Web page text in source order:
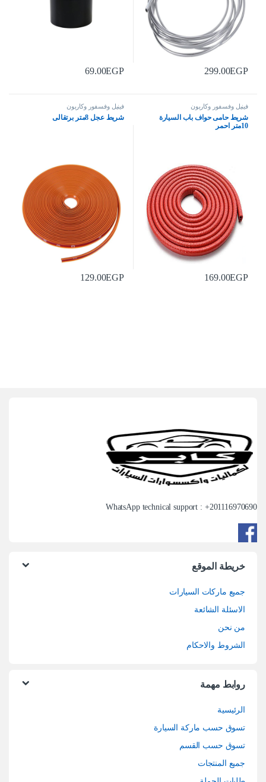
299.00EGP
69.00EGP
فينيل وفسفور وكاربون
شريط حامى حواف باب السيارة
10متر احمر
169.00EGP
فينيل وفسفور وكاربون
شريط عجل 8متر برتقالى
129.00EGP
WhatsApp technical support : +201116970690
خريطة الموقع
جميع ماركات السيارات
الاسئلة الشائعة
من نحن
الشروط والاحكام
روابط مهمة
الرئيسية
تسوق حسب ماركة السيارة
تسوق حسب القسم
جميع المنتجات